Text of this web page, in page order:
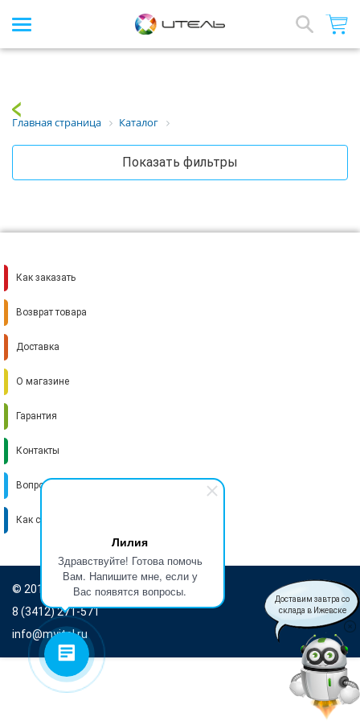
Лилия
Здравствуйте! Готова помочь
Вам. Напишите мне, если у
Вас появятся вопросы.
Доставим завтра со
склада в Ижевске
Array
Главная страница Каталог
Показать фильтры
Как заказать
Возврат товара
Доставка
О магазине
Гарантия
Контакты
Вопрос-ответ
Как стать поставщиком
© 2016-2026 Итель
8 (3412) 271-571
info@myitel.ru